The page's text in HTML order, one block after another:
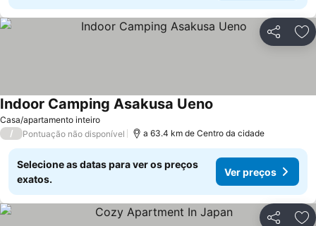
Partilhar
Casa/apartamento inteiro
Indoor Camping Asakusa Ueno
/ Pontuação não disponível a 63.4 km de Centro da cidade
Selecione as datas para ver os preços
exatos.
Ver preços